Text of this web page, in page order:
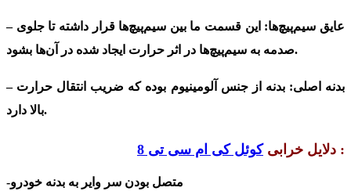
– عایق سیم‌پیچ‌ها: این قسمت ما بین سیم‌پیچ‌ها قرار داشته تا جلوی
صدمه به سیم‌پیچ‌ها در اثر حرارت ایجاد شده در آن‌ها بشود.
– بدنه‌ اصلی: بدنه از جنس آلومینیوم بوده که ضریب انتقال حرارت
بالا دارد.
دلایل خرابیکوئل کی ام سی تی 8 :
-متصل بودن سر وایر به بدنه خودرو